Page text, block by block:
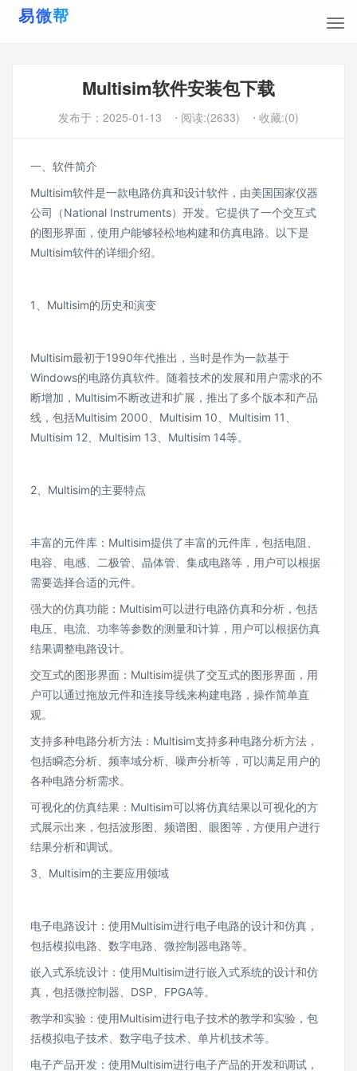
Multisim软件安装包下载
发布于： 2025-01-13 ⋅ 阅读:(2633) ⋅ 收藏:(0)
一、软件简介
Multisim软件是一款电路仿真和设计软件，由美国国家仪器
公司（National Instruments）开发。它提供了一个交互式
的图形界面，使用户能够轻松地构建和仿真电路。以下是
Multisim软件的详细介绍。
1、Multisim的历史和演变
Multisim最初于1990年代推出，当时是作为一款基于
Windows的电路仿真软件。随着技术的发展和用户需求的不
断增加，Multisim不断改进和扩展，推出了多个版本和产品
线，包括Multisim 2000、Multisim 10、Multisim 11、
Multisim 12、Multisim 13、Multisim 14等。
2、Multisim的主要特点
丰富的元件库：Multisim提供了丰富的元件库，包括电阻、
电容、电感、二极管、晶体管、集成电路等，用户可以根据
需要选择合适的元件。
强大的仿真功能：Multisim可以进行电路仿真和分析，包括
电压、电流、功率等参数的测量和计算，用户可以根据仿真
结果调整电路设计。
交互式的图形界面：Multisim提供了交互式的图形界面，用
户可以通过拖放元件和连接导线来构建电路，操作简单直
观。
支持多种电路分析方法：Multisim支持多种电路分析方法，
包括瞬态分析、频率域分析、噪声分析等，可以满足用户的
各种电路分析需求。
可视化的仿真结果：Multisim可以将仿真结果以可视化的方
式展示出来，包括波形图、频谱图、眼图等，方便用户进行
结果分析和调试。
3、Multisim的主要应用领域
电子电路设计：使用Multisim进行电子电路的设计和仿真，
包括模拟电路、数字电路、微控制器电路等。
嵌入式系统设计：使用Multisim进行嵌入式系统的设计和仿
真，包括微控制器、DSP、FPGA等。
教学和实验：使用Multisim进行电子技术的教学和实验，包
括模拟电子技术、数字电子技术、单片机技术等。
电子产品开发：使用Multisim进行电子产品的开发和调试，